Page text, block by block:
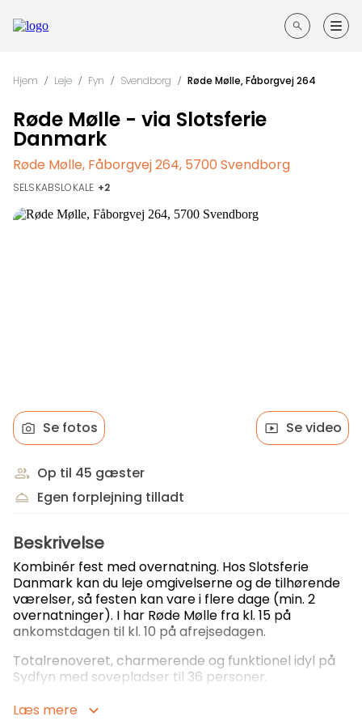
Forside
Guides til din fest
Kontakt
Søg
efter
steder
Hjem / Leje / Fyn / Svendborg / Røde Mølle, Fåborgvej 264
Røde Mølle - via Slotsferie
Danmark
Røde Mølle, Fåborgvej 264, 5700 Svendborg
SELSKABSLOKALE
Se fotos Se video
Op til 45 gæster
Egen forplejning tilladt
Beskrivelse
Kombinér fest med overnatning. Hos Slotsferie
Danmark kan du leje omgivelserne og de tilhørende
værelser, så festen kan vare i flere dage (min. 2
overnatninger). I har Røde Mølle fra kl. 15 på
ankomstdagen til kl. 10 på afrejsedagen.
Totalrenoveret, charmerende og funktionel idyl på
Sydfyn med sovepladser til 36 personer.
En gruppe venner på den årlige, forlængede
Læs mere